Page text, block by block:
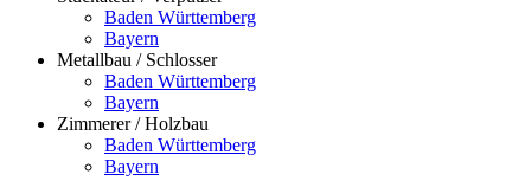
Baden Württemberg
Bayern
Metallbau / Schlosser
Baden Württemberg
Bayern
Zimmerer / Holzbau
Baden Württemberg
Bayern